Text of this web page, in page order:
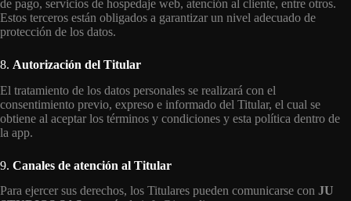
de pago, servicios de hospedaje web, atención al cliente, entre otros.
Estos terceros están obligados a garantizar un nivel adecuado de
protección de los datos.
8. Autorización del Titular
El tratamiento de los datos personales se realizará con el
consentimiento previo, expreso e informado del Titular, el cual se
obtiene al aceptar los términos y condiciones y esta política dentro de
la app.
9. Canales de atención al Titular
Para ejercer sus derechos, los Titulares pueden comunicarse con JU